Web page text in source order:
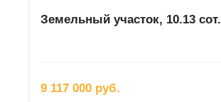
Земельный участок, 10.13 сот.
9 117 000 руб.